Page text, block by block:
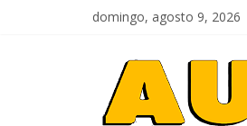
domingo, agosto 9, 2026